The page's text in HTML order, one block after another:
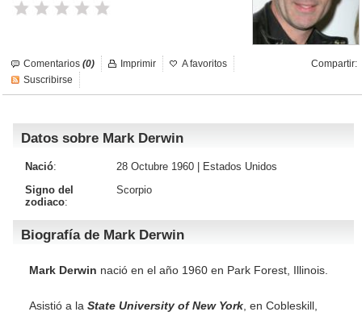
Galerías
Iniciar sesión
Comentarios (0) Compartir:
Imprimir
A favoritos
Suscribirse
Datos sobre Mark Derwin
Nació: 28 Octubre 1960 |
Estados Unidos
Signo del
zodiaco:
Scorpio
Biografía de Mark Derwin
Mark Derwin nació en el año 1960 en Park Forest, Illinois.
Asistió a la State University of New York , en Cobleskill,